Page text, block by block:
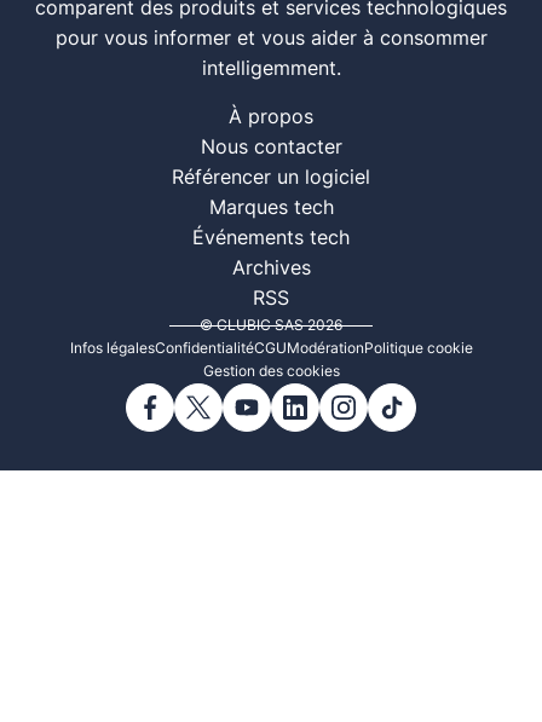
comparent des produits et services technologiques
pour vous informer et vous aider à consommer
intelligemment.
À propos
Nous contacter
Référencer un logiciel
Marques tech
Événements tech
Archives
RSS
© CLUBIC SAS 2026
Infos légalesConfidentialitéCGUModérationPolitique cookie
Gestion des cookies